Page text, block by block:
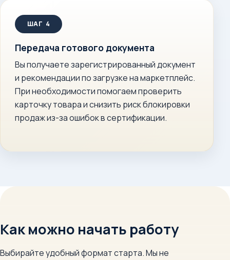
Передача готового документа
Вы получаете зарегистрированный документ
и рекомендации по загрузке на маркетплейс.
При необходимости помогаем проверить
карточку товара и снизить риск блокировки
продаж из-за ошибок в сертификации.
Как можно начать работу
Выбирайте удобный формат старта. Мы не